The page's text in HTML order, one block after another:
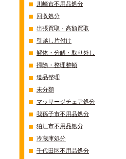
川崎市不用品処分
回収処分
出張買取・高額買取
引越し片付け
解体・分解・取り外し
掃除・整理整頓
遺品整理
未分類
マッサージチェア処分
我孫子市不用品処分
狛江市不用品処分
冷蔵庫処分
千代田区不用品処分